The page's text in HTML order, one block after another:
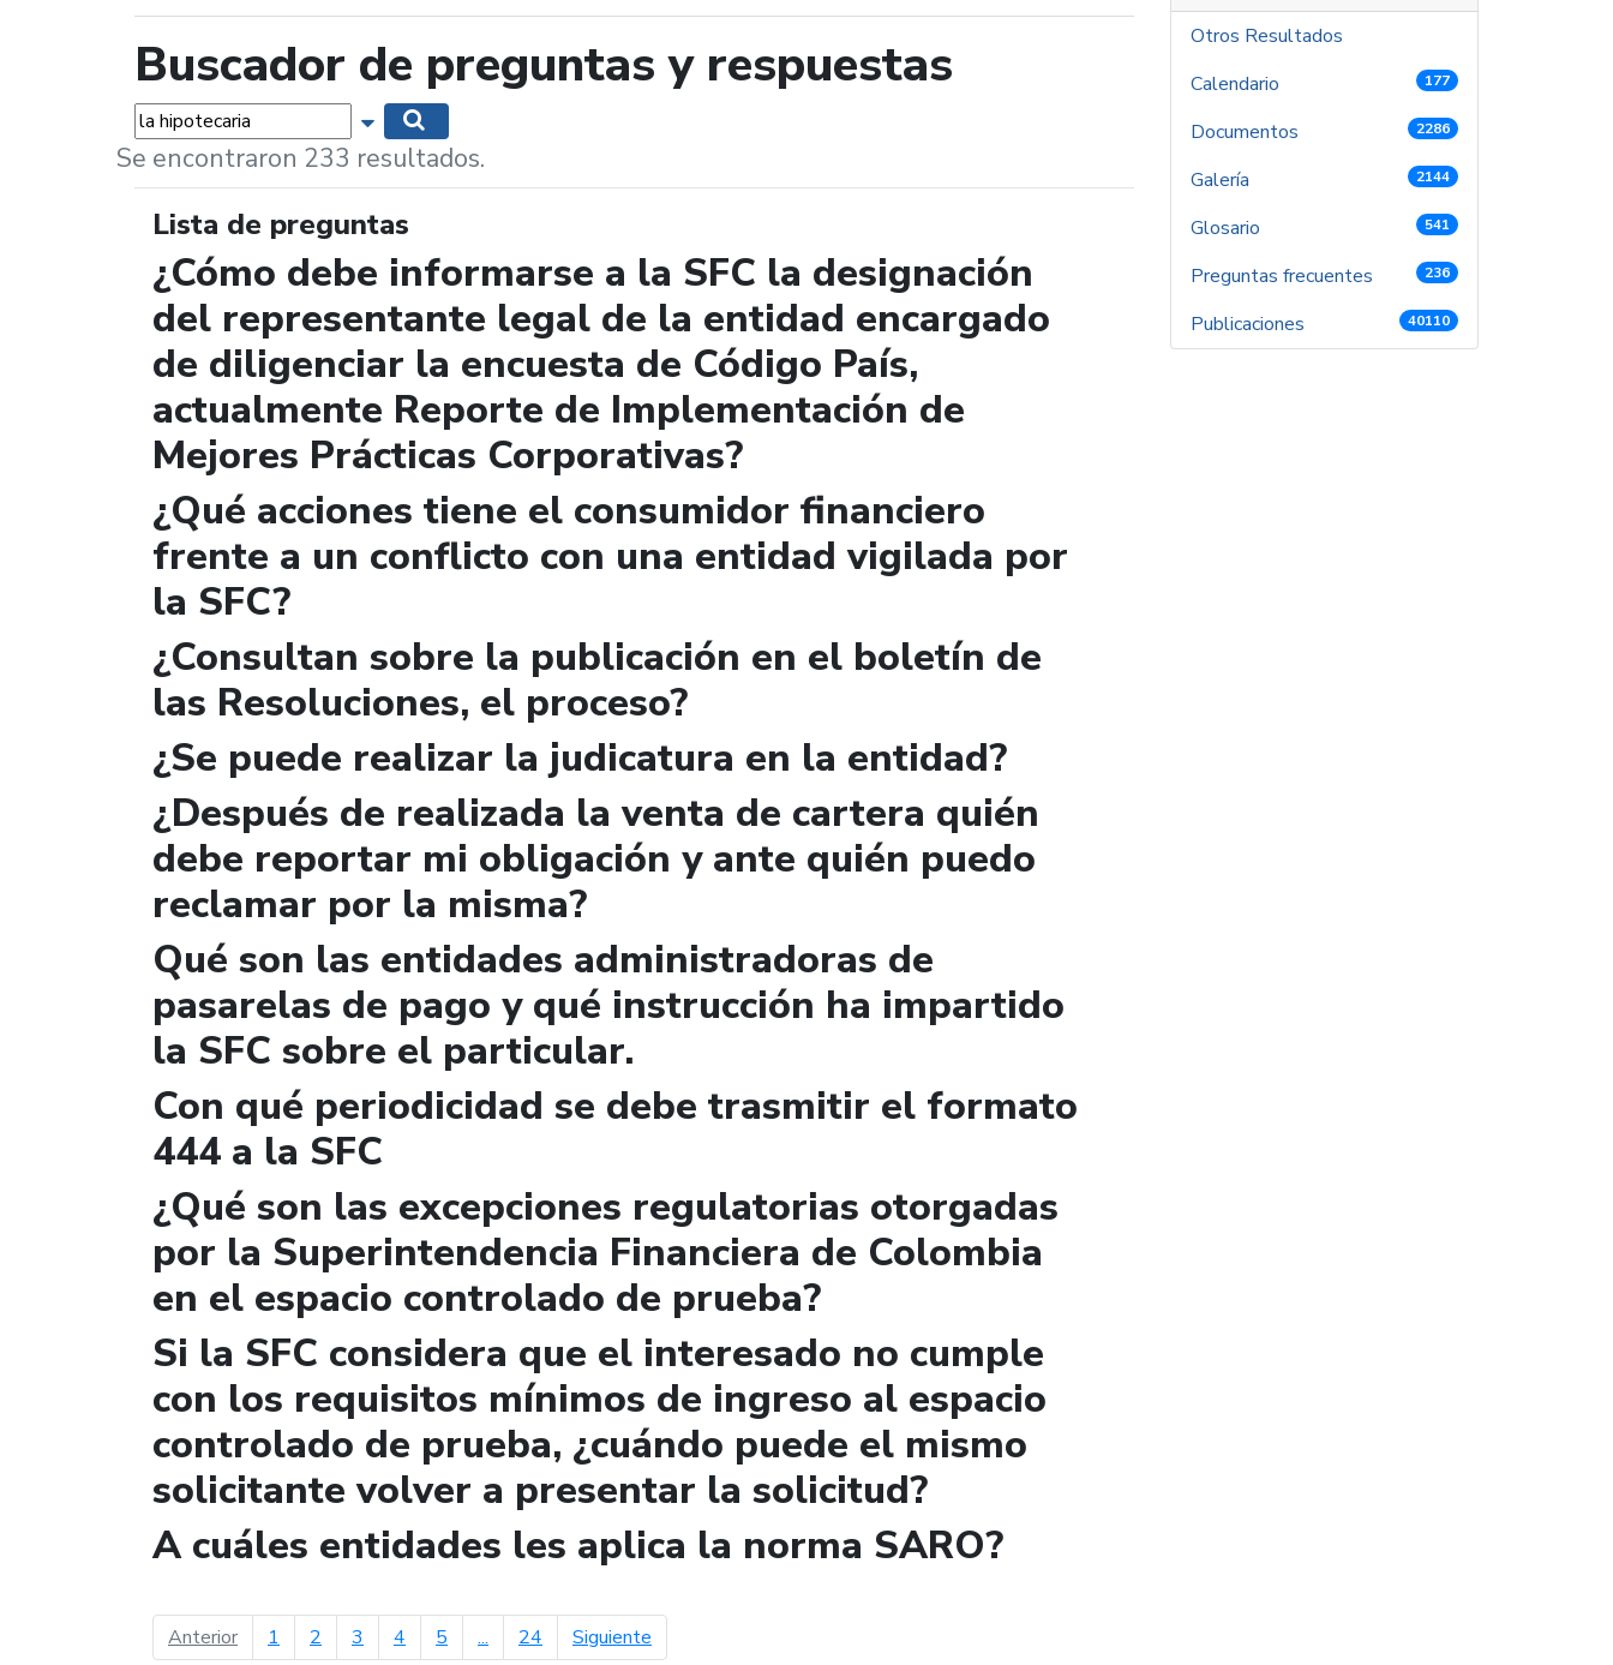
Buscador de preguntas y respuestas
Palabras... Mostrar opciones de búsqueda
Se encontraron 233 resultados.
Lista de preguntas
¿Cómo debe informarse a la SFC la designación
del representante legal de la entidad encargado
de diligenciar la encuesta de Código País,
actualmente Reporte de Implementación de
Mejores Prácticas Corporativas?
¿Qué acciones tiene el consumidor financiero
frente a un conflicto con una entidad vigilada por
la SFC?
¿Consultan sobre la publicación en el boletín de
las Resoluciones, el proceso?
¿Se puede realizar la judicatura en la entidad?
¿Después de realizada la venta de cartera quién
debe reportar mi obligación y ante quién puedo
reclamar por la misma?
Qué son las entidades administradoras de
pasarelas de pago y qué instrucción ha impartido
la SFC sobre el particular.
Con qué periodicidad se debe trasmitir el formato
444 a la SFC
¿Qué son las excepciones regulatorias otorgadas
por la Superintendencia Financiera de Colombia
en el espacio controlado de prueba?
Si la SFC considera que el interesado no cumple
con los requisitos mínimos de ingreso al espacio
controlado de prueba, ¿cuándo puede el mismo
solicitante volver a presentar la solicitud?
A cuáles entidades les aplica la norma SARO?
Anteriorpágina anterior
1 2 3 4 5 ... 24 Siguiente
Otros Resultados
Calendario
177
Documentos 2286
Galería 2144
Glosario 541
Preguntas frecuentes 236
Publicaciones 40110